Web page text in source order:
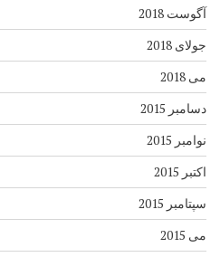
آگوست 2018
جولای 2018
می 2018
دسامبر 2015
نوامبر 2015
اکتبر 2015
سپتامبر 2015
می 2015